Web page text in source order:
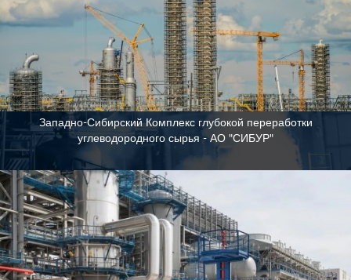
Западно-Сибирский Комплекс глубокой переработки
углеводородного сырья - АО "СИБУР"